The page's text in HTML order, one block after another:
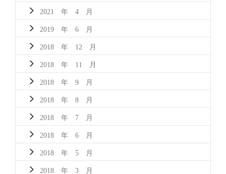
2021 年 4 月
2019 年 6 月
2018 年 12 月
2018 年 11 月
2018 年 9 月
2018 年 8 月
2018 年 7 月
2018 年 6 月
2018 年 5 月
2018 年 3 月